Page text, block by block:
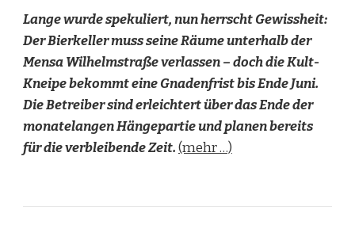
Lange wurde spekuliert, nun herrscht Gewissheit:
Der Bierkeller muss seine Räume unterhalb der
Mensa Wilhelmstraße verlassen – doch die Kult-
Kneipe bekommt eine Gnadenfrist bis Ende Juni.
Die Betreiber sind erleichtert über das Ende der
monatelangen Hängepartie und planen bereits
für die verbleibende Zeit.(mehr …)